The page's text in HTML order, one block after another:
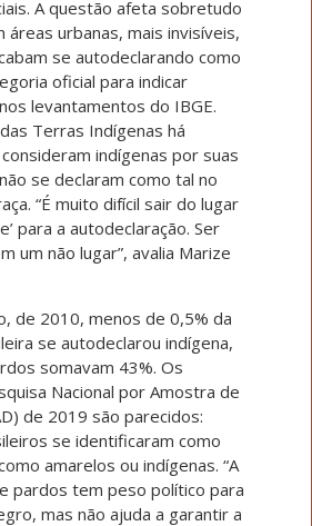
A questão afeta sobretudo
áreas urbanas, mais invisíveis,
se autodeclarando como
oficial para indicar
levantamentos do IBGE.
Terras Indígenas há
indígenas por suas
se declaram como tal no
“É muito difícil sair do lugar
para a autodeclaração. Ser
um não lugar”, avalia Marize
de 2010, menos de 0,5% da
se autodeclarou indígena,
somavam 43%. Os
Nacional por Amostra de
de 2019 são parecidos:
se identificaram como
amarelos ou indígenas. “A
pardos tem peso político para
mas não ajuda a garantir a